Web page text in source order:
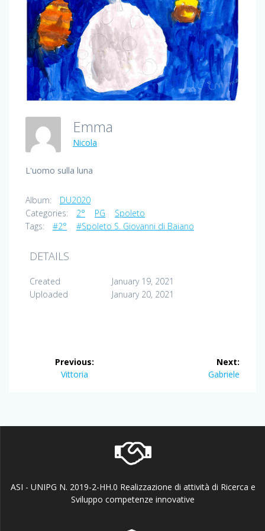
Emma
Nicola
L'uomo sulla luna
Album:
DU2020
Categories:
2° PG
Spoleto
Tags:
#2° #Spoleto S. Giovanni di Baiano
DETAILS
Created
January 19, 2021
Uploaded
January 20, 2021
navigation
Previous:
Previous
Vittoria
Next:
Next
Gabriele
ASI - UNIPG N. 2019-2-HH.0 Realizzazione di attività di Ricerca e
Sviluppo competenze innovative